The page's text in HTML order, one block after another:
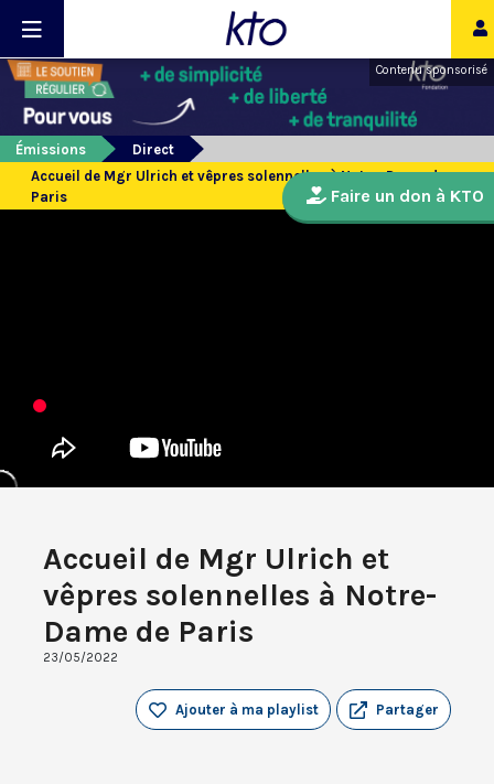
Contenu sponsorisé
Émissions
Direct
Accueil de Mgr Ulrich et vêpres solennelles à Notre-Dame de
Paris
Accueil de Mgr Ulrich et
vêpres solennelles à Notre-
Dame de Paris
23/05/2022
Partager
Ajouter à ma playlist
Faire un don à KTO